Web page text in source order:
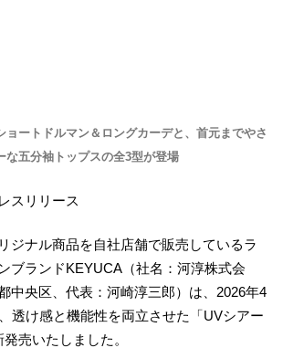
ョートドルマン＆ロングカーデと、首元までやさ
な五分袖トップスの全3型が登場
スリリース
ジナル商品を自社店舗で販売しているラ
ブランドKEYUCA（社名：河淳株式会
央区、代表：河崎淳三郎）は、2026年4
透け感と機能性を両立させた「UVシアー
売いたしました。